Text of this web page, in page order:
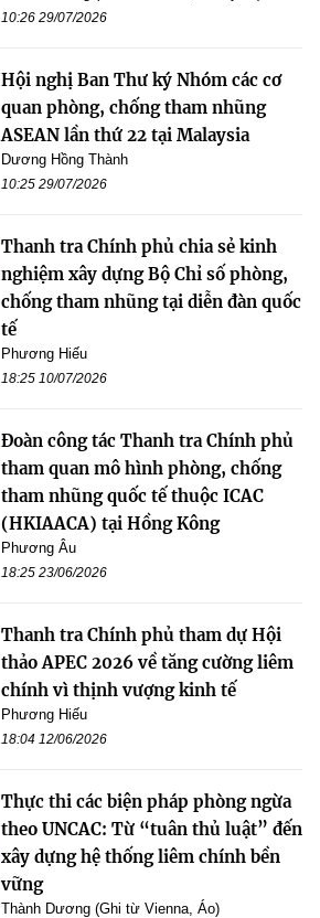
10:26 29/07/2026
Hội nghị Ban Thư ký Nhóm các cơ
quan phòng, chống tham nhũng
ASEAN lần thứ 22 tại Malaysia
Dương Hồng Thành
10:25 29/07/2026
Thanh tra Chính phủ chia sẻ kinh
nghiệm xây dựng Bộ Chỉ số phòng,
chống tham nhũng tại diễn đàn quốc
tế
Phương Hiếu
18:25 10/07/2026
Đoàn công tác Thanh tra Chính phủ
tham quan mô hình phòng, chống
tham nhũng quốc tế thuộc ICAC
(HKIAACA) tại Hồng Kông
Phương Âu
18:25 23/06/2026
Thanh tra Chính phủ tham dự Hội
thảo APEC 2026 về tăng cường liêm
chính vì thịnh vượng kinh tế
Phương Hiếu
18:04 12/06/2026
Thực thi các biện pháp phòng ngừa
theo UNCAC: Từ “tuân thủ luật” đến
xây dựng hệ thống liêm chính bền
vững
Thành Dương (Ghi từ Vienna, Áo)